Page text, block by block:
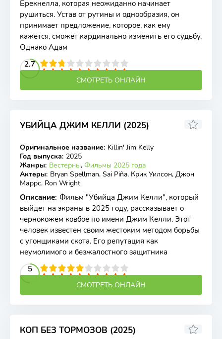
Брекнелла, которая неожиданно начинает
рушиться. Устав от рутины и однообразия, он
принимает предложение, которое, как ему
кажется, сможет кардинально изменить его судьбу.
Однако Адам
2.7
4 5 6 7 8 9 10
СМОТРЕТЬ ОНЛАЙН
УБИЙЦА ДЖИМ КЕЛЛИ (2025)
WEB-DL
Оригинальное название: Killin' Jim Kelly
Год выпуска: 2025
Жанры: Вестерны, Фильмы 2025 года
Актеры: Bryan Spellman, Sai Piña, Крик Уилсон, Джон
Маррс, Ron Wright
Описание: Фильм "Убийца Джим Келли", который
выйдет на экраны в 2025 году, рассказывает о
чернокожем ковбое по имени Джим Келли. Этот
человек известен своим жестоким методом борьбы
с угонщиками скота. Его репутация как
неумолимого и безжалостного защитника
5
4 5 6 7 8 9 10
СМОТРЕТЬ ОНЛАЙН
КОП БЕЗ ТОРМОЗОВ (2025)